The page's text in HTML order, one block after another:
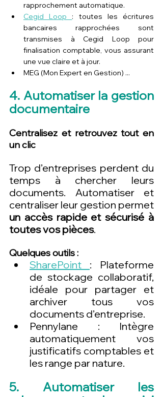
rapprochement automatique.
Cegid Loop : toutes les écritures
bancaires rapprochées sont
transmises à Cegid Loop pour
finalisation comptable, vous assurant
une vue claire et à jour.
MEG (Mon Expert en Gestion) ...
4. Automatiser la gestion
documentaire
Centralisez et retrouvez tout en
un clic
Trop d’entreprises perdent du
temps à chercher leurs
documents. Automatiser et
un accès rapide et sécurisé à
toutes vos pièces.
Quelques outils :
SharePoint : Plateforme
de stockage collaboratif,
idéale pour partager et
archiver tous vos
documents d’entreprise.
Pennylane : Intègre
automatiquement vos
justificatifs comptables et
les range par nature.
5. Automatiser les